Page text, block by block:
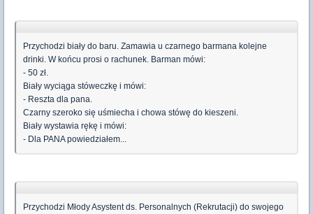
Przychodzi biały do baru. Zamawia u czarnego barmana kolejne
drinki. W końcu prosi o rachunek. Barman mówi:
- 50 zł.
Biały wyciąga stóweczkę i mówi:
- Reszta dla pana.
Czarny szeroko się uśmiecha i chowa stówę do kieszeni.
Biały wystawia rękę i mówi:
- Dla PANA powiedziałem...
Przychodzi Młody Asystent ds. Personalnych (Rekrutacji) do swojego